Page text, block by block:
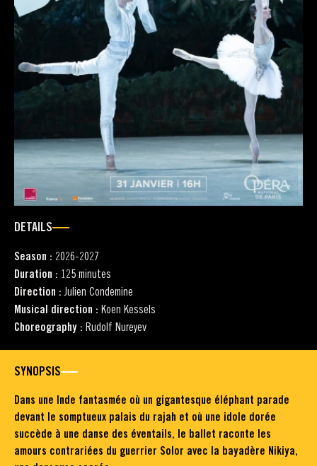
DETAILS
Season : 2026-2027
Duration : 125 minutes
Direction : Julien Condemine
Musical direction : Koen Kessels
Choreography : Rudolf Nureyev
SYNOPSIS
Dans une Inde fantasmée où un gigantesque éléphant parade
devant le somptueux palais du rajah et où une idole dorée
succède à une danse des éventails, le ballet raconte les
amours contrariées du guerrier Solor avec la bayadère Nikiya,